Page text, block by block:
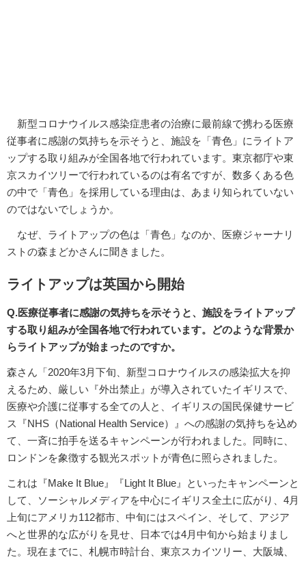
新型コロナウイルス感染症患者の治療に最前線で携わる医療
従事者に感謝の気持ちを示そうと、施設を「青色」にライトア
ップする取り組みが全国各地で行われています。東京都庁や東
京スカイツリーで行われているのは有名ですが、数多くある色
の中で「青色」を採用している理由は、あまり知られていない
のではないでしょうか。
なぜ、ライトアップの色は「青色」なのか、医療ジャーナリ
ストの森まどかさんに聞きました。
ライトアップは英国から開始
Q.医療従事者に感謝の気持ちを示そうと、施設をライトアップ
する取り組みが全国各地で行われています。どのような背景か
らライトアップが始まったのですか。
森さん「2020年3月下旬、新型コロナウイルスの感染拡大を抑
えるため、厳しい『外出禁止』が導入されていたイギリスで、
医療や介護に従事する全ての人と、イギリスの国民保健サービ
ス『NHS（National Health Service）』への感謝の気持ちを込め
て、一斉に拍手を送るキャンペーンが行われました。同時に、
ロンドンを象徴する観光スポットが青色に照らされました。
これは『Make It Blue』『Light It Blue』といったキャンペーンと
して、ソーシャルメディアを中心にイギリス全土に広がり、4月
上旬にアメリカ112都市、中旬にはスペイン、そして、アジア
へと世界的な広がりを見せ、日本では4月中旬から始まりまし
た。現在までに、札幌市時計台、東京スカイツリー、大阪城、